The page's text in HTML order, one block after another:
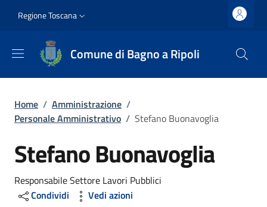
Slim top
Regione Toscana
Comune di Bagno a Ripoli
Briciole di pane
Home / Amministrazione /
Personale Amministrativo / Stefano Buonavoglia
Stefano Buonavoglia
Responsabile Settore Lavori Pubblici
Condividi
Vedi azioni